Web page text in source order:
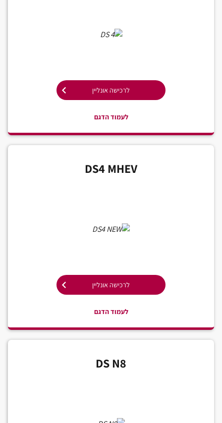
לרכישה אונליין
לעמוד הדגם
DS4 MHEV
לרכישה אונליין
לעמוד הדגם
DS N8